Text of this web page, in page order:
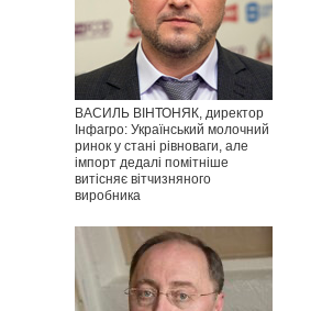
ВАСИЛЬ ВІНТОНЯК, директор
Інфагро: Український молочний
ринок у стані рівноваги, але
імпорт дедалі помітніше
витісняє вітчизняного
виробника